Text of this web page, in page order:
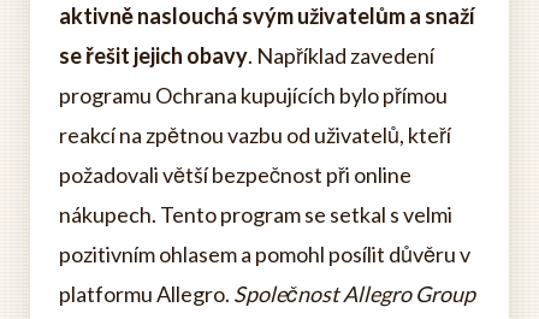
aktivně naslouchá svým uživatelům a snaží
se řešit jejich obavy. Například zavedení
programu Ochrana kupujících bylo přímou
reakcí na zpětnou vazbu od uživatelů, kteří
požadovali větší bezpečnost při online
nákupech. Tento program se setkal s velmi
pozitivním ohlasem a pomohl posílit důvěru v
platformu Allegro. Společnost Allegro Group